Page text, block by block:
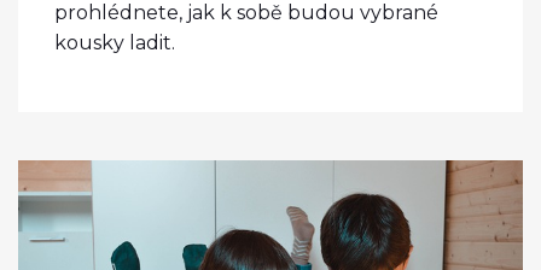
prohlédnete, jak k sobě budou vybrané
kousky ladit.